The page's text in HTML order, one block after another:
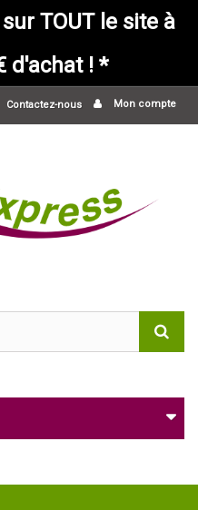
TOUT le site à
d'achat ! *
Mon compte
Contactez-nous